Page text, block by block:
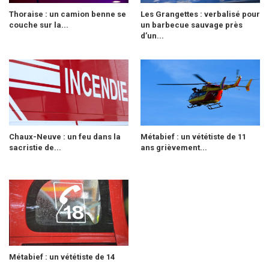
Thoraise : un camion benne se
couche sur la...
Les Grangettes : verbalisé pour
un barbecue sauvage près
d’un...
Chaux-Neuve : un feu dans la
sacristie de...
Métabief : un vététiste de 11
ans grièvement...
Métabief : un vététiste de 14